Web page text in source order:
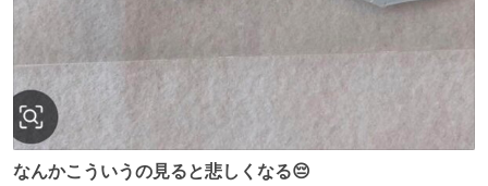
なんかこういうの見ると悲しくなる😔